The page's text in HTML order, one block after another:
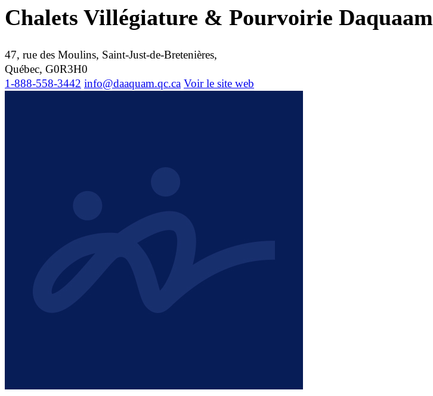
Chalets Villégiature & Pourvoirie Daquaam
47, rue des Moulins, Saint-Just-de-Bretenières,
Québec, G0R3H0
1-888-558-3442 info@daaquam.qc.ca Voir le site web